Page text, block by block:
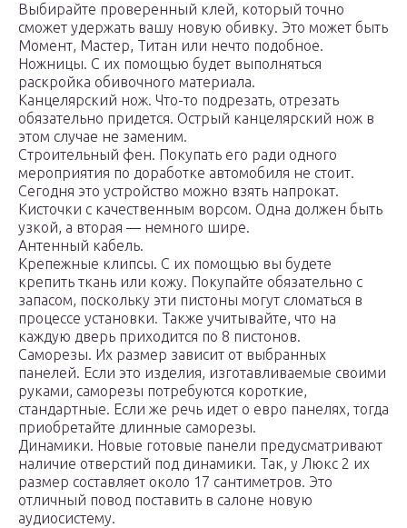
Выбирайте проверенный клей, который точно
сможет удержать вашу новую обивку. Это может быть
Момент, Мастер, Титан или нечто подобное.
Ножницы. С их помощью будет выполняться
раскройка обивочного материала.
Канцелярский нож. Что-то подрезать, отрезать
обязательно придется. Острый канцелярский нож в
этом случае не заменим.
Строительный фен. Покупать его ради одного
мероприятия по доработке автомобиля не стоит.
Сегодня это устройство можно взять напрокат.
Кисточки с качественным ворсом. Одна должен быть
узкой, а вторая — немного шире.
Антенный кабель.
Крепежные клипсы. С их помощью вы будете
крепить ткань или кожу. Покупайте обязательно с
запасом, поскольку эти пистоны могут сломаться в
процессе установки. Также учитывайте, что на
каждую дверь приходится по 8 пистонов.
Саморезы. Их размер зависит от выбранных
панелей. Если это изделия, изготавливаемые своими
руками, саморезы потребуются короткие,
стандартные. Если же речь идет о евро панелях, тогда
приобретайте длинные саморезы.
Динамики. Новые готовые панели предусматривают
наличие отверстий под динамики. Так, у Люкс 2 их
размер составляет около 17 сантиметров. Это
отличный повод поставить в салоне новую
аудиосистему.